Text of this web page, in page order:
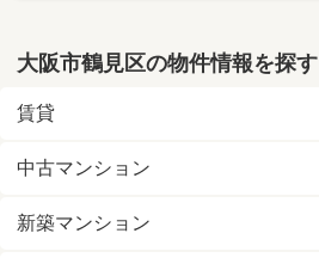
大阪市鶴見区の物件情報を探す
賃貸
中古マンション
新築マンション